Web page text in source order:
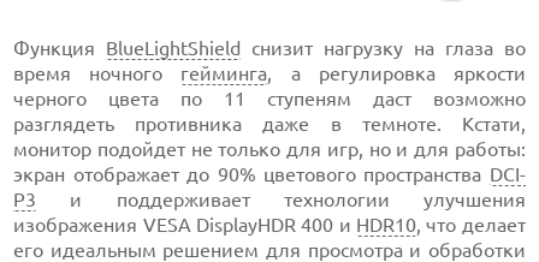
Функция BlueLightShield снизит нагрузку на глаза во
время ночного гейминга, а регулировка яркости
черного цвета по 11 ступеням даст возможно
разглядеть противника даже в темноте. Кстати,
монитор подойдет не только для игр, но и для работы:
экран отображает до 90% цветового пространства DCI-
P3 и поддерживает технологии улучшения
изображения VESA DisplayHDR 400 и HDR10, что делает
его идеальным решением для просмотра и обработки